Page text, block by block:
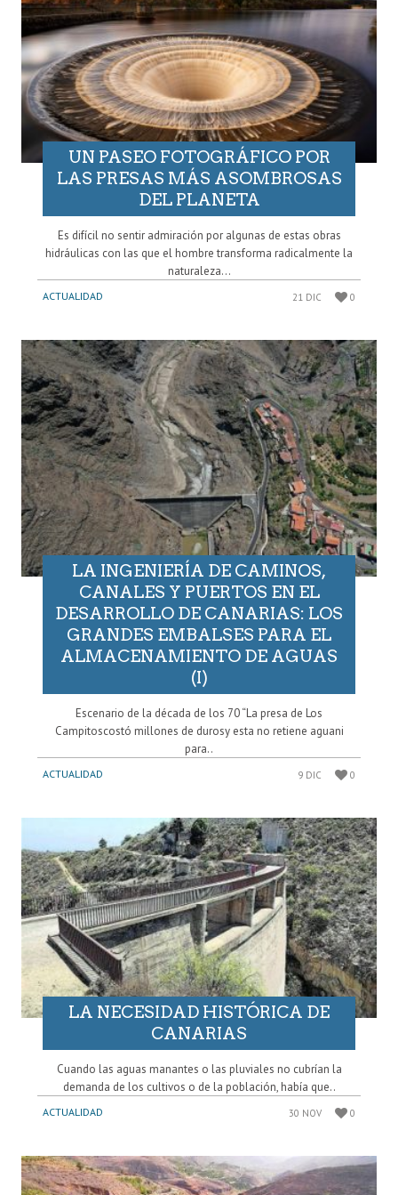
UN PASEO FOTOGRÁFICO POR
LAS PRESAS MÁS ASOMBROSAS
DEL PLANETA
Es difícil no sentir admiración por algunas de estas obras
hidráulicas con las que el hombre transforma radicalmente la
naturaleza...
ACTUALIDAD 21 DIC 0
LA INGENIERÍA DE CAMINOS,
CANALES Y PUERTOS EN EL
DESARROLLO DE CANARIAS: LOS
GRANDES EMBALSES PARA EL
ALMACENAMIENTO DE AGUAS
(I)
Escenario de la década de los 70 “La presa de Los
Campitoscostó millones de durosy esta no retiene aguani
para..
ACTUALIDAD 9 DIC 0
LA NECESIDAD HISTÓRICA DE
CANARIAS
Cuando las aguas manantes o las pluviales no cubrían la
demanda de los cultivos o de la población, había que..
ACTUALIDAD 30 NOV 0